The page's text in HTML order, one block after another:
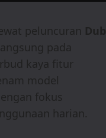
peluncuran Dub
pada
kaya fitur
model
fokus
harian.